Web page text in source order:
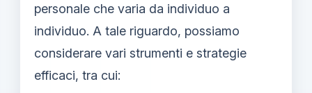
personale che varia da individuo a
individuo. A tale riguardo, possiamo
considerare vari strumenti e strategie
efficaci, tra cui: